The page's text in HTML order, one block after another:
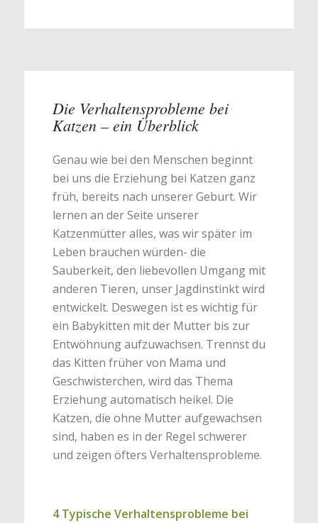
Die Verhaltensprobleme bei
Katzen – ein Überblick
Genau wie bei den Menschen beginnt
bei uns die Erziehung bei Katzen ganz
früh, bereits nach unserer Geburt. Wir
lernen an der Seite unserer
Katzenmütter alles, was wir später im
Leben brauchen würden- die
Sauberkeit, den liebevollen Umgang mit
anderen Tieren, unser Jagdinstinkt wird
entwickelt. Deswegen ist es wichtig für
ein Babykitten mit der Mutter bis zur
Entwöhnung aufzuwachsen. Trennst du
das Kitten früher von Mama und
Geschwisterchen, wird das Thema
Erziehung automatisch heikel. Die
Katzen, die ohne Mutter aufgewachsen
sind, haben es in der Regel schwerer
und zeigen öfters Verhaltensprobleme.
4 Typische Verhaltensprobleme bei